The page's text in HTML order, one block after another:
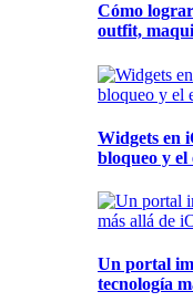
Cómo
outfit,
Widgets en
bloqueo y
Un portal
tecnología